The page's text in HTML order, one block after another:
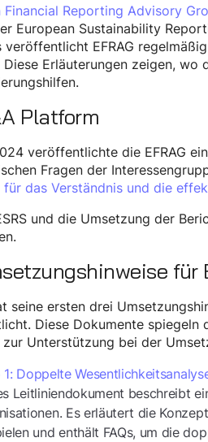
Financial Reporting Advisory
European Sustainability
veröffentlicht EFRAG
Erläuterungen zeigen, wo
Platform
veröffentlichte die EFRAG
Fragen der
das Verständnis und die
und die Umsetzung der
für
seine ersten drei
Diese Dokumente
Unterstützung bei der
1: Doppelte
Leitliniendokument beschreibt
Es erläutert die
und enthält FAQs, um die